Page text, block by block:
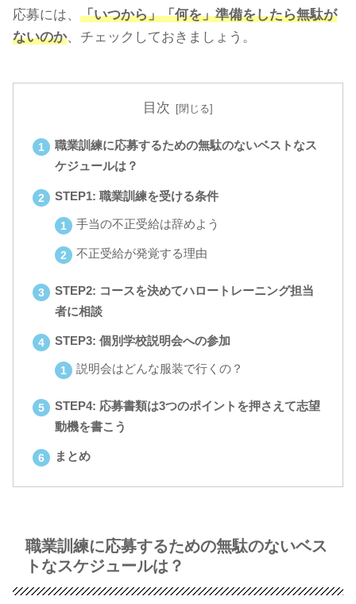
応募には、 「いつから」「何を」準備をしたら無駄が
ないのか、チェックしておきましょう。
目次
職業訓練に応募するための無駄のないベストなス
ケジュールは？
STEP1: 職業訓練を受ける条件
手当の不正受給は辞めよう
不正受給が発覚する理由
STEP2: コースを決めてハロートレーニング担当
者に相談
STEP3: 個別学校説明会への参加
説明会はどんな服装で行くの？
STEP4: 応募書類は3つのポイントを押さえて志望
動機を書こう
まとめ
職業訓練に応募するための無駄のないベス
トなスケジュールは？